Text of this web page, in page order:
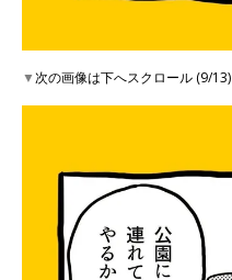
▼次の画像は下へスクロール (9/13)